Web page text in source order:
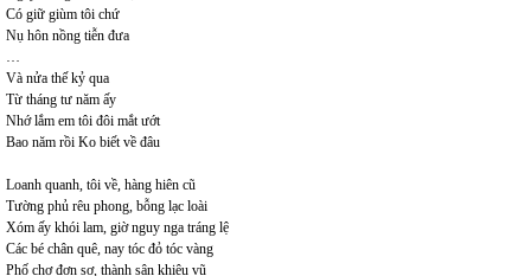
Có giữ giùm tôi chứ
Nụ hôn nồng tiễn đưa
Và nửa thế kỷ qua
Từ tháng tư năm ấy
Nhớ lắm em tôi đôi mắt ướt
Bao năm rồi Ko biết về đâu
Loanh quanh, tôi về, hàng hiên cũ
Tường phủ rêu phong, bỗng lạc loài
Xóm ấy khói lam, giờ nguy nga tráng lệ
Các bé chân quê, nay tóc đỏ tóc vàng
Phố chợ đơn sơ, thành sân khiêu vũ